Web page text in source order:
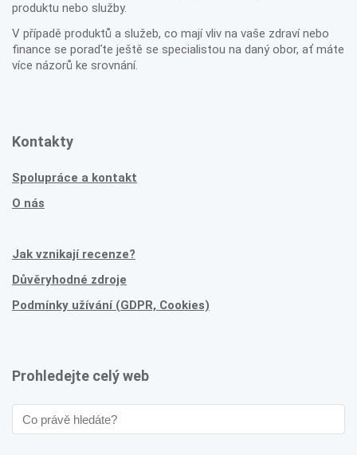
produktu nebo služby.
V případě produktů a služeb, co mají vliv na vaše zdraví nebo
finance se poraďte ještě se specialistou na daný obor, ať máte
více názorů ke srovnání.
Kontakty
Spolupráce a kontakt
O nás
Jak vznikají recenze?
Důvěryhodné zdroje
Podmínky užívání (GDPR, Cookies)
Prohledejte celý web